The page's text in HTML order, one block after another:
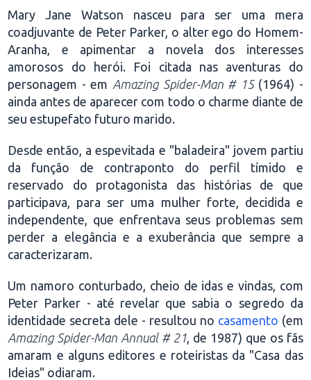
Mary Jane Watson nasceu para ser uma mera
coadjuvante de Peter Parker, o alter ego do Homem-
Aranha, e apimentar a novela dos interesses
amorosos do herói. Foi citada nas aventuras do
personagem - em Amazing Spider-Man # 15(1964) -
ainda antes de aparecer com todo o charme diante de
seu estupefato futuro marido.
Desde então, a espevitada e "baladeira" jovem partiu
da função de contraponto do perfil tímido e
reservado do protagonista das histórias de que
participava, para ser uma mulher forte, decidida e
independente, que enfrentava seus problemas sem
perder a elegância e a exuberância que sempre a
caracterizaram.
Um namoro conturbado, cheio de idas e vindas, com
Peter Parker - até revelar que sabia o segredo da
identidade secreta dele - resultou no casamento (em
Amazing Spider-Man Annual # 21, de 1987) que os fãs
amaram e alguns editores e roteiristas da "Casa das
Ideias" odiaram.